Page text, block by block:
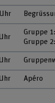
Gruppe
Gruppe
Apéro